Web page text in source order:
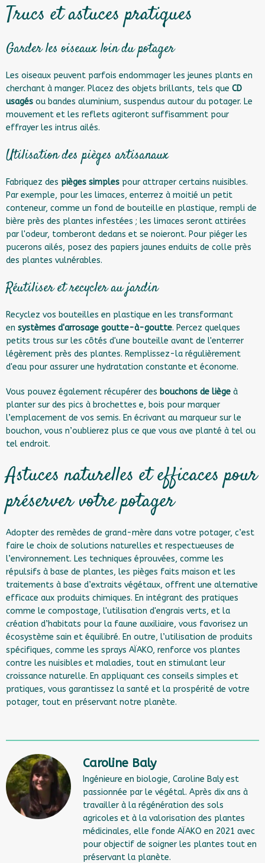
Trucs et astuces pratiques
Garder les oiseaux loin du potager
Les oiseaux peuvent parfois endommager les jeunes plants en
cherchant à manger. Placez des objets brillants, tels que CD
usagés ou bandes aluminium, suspendus autour du potager. Le
mouvement et les reflets agiteront suffisamment pour
effrayer les intrus ailés.
Utilisation des pièges artisanaux
Fabriquez des pièges simples pour attraper certains nuisibles.
Par exemple, pour les limaces, enterrez à moitié un petit
conteneur, comme un fond de bouteille en plastique, rempli de
bière près des plantes infestées ; les limaces seront attirées
par l'odeur, tomberont dedans et se noieront. Pour piéger les
pucerons ailés, posez des papiers jaunes enduits de colle près
des plantes vulnérables.
Réutiliser et recycler au jardin
Recyclez vos bouteilles en plastique en les transformant
en systèmes d'arrosage goutte-à-goutte. Percez quelques
petits trous sur les côtés d'une bouteille avant de l'enterrer
légèrement près des plantes. Remplissez-la régulièrement
d'eau pour assurer une hydratation constante et économe.
Vous pouvez également récupérer des bouchons de liège à
planter sur des pics à brochettes e, bois pour marquer
l’emplacement de vos semis. En écrivant au marqueur sur le
bouchon, vous n’oublierez plus ce que vous ave planté à tel ou
tel endroit.
Astuces naturelles et efficaces pour
préserver votre potager
Adopter des remèdes de grand-mère dans votre potager, c’est
faire le choix de solutions naturelles et respectueuses de
l’environnement. Les techniques éprouvées, comme les
répulsifs à base de plantes, les pièges faits maison et les
traitements à base d’extraits végétaux, offrent une alternative
efficace aux produits chimiques. En intégrant des pratiques
comme le compostage, l'utilisation d'engrais verts, et la
création d’habitats pour la faune auxiliaire, vous favorisez un
écosystème sain et équilibré. En outre, l’utilisation de produits
spécifiques, comme les sprays AÏAKO, renforce vos plantes
contre les nuisibles et maladies, tout en stimulant leur
croissance naturelle. En appliquant ces conseils simples et
pratiques, vous garantissez la santé et la prospérité de votre
potager, tout en préservant notre planète.
Caroline Baly
Ingénieure en biologie, Caroline Baly est
passionnée par le végétal. Après dix ans à
travailler à la régénération des sols
agricoles et à la valorisation des plantes
médicinales, elle fonde AÏAKO en 2021 avec
pour objectif de soigner les plantes tout en
préservant la planète.